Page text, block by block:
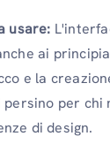
usare:
ai
e la
persino per chi
di design.